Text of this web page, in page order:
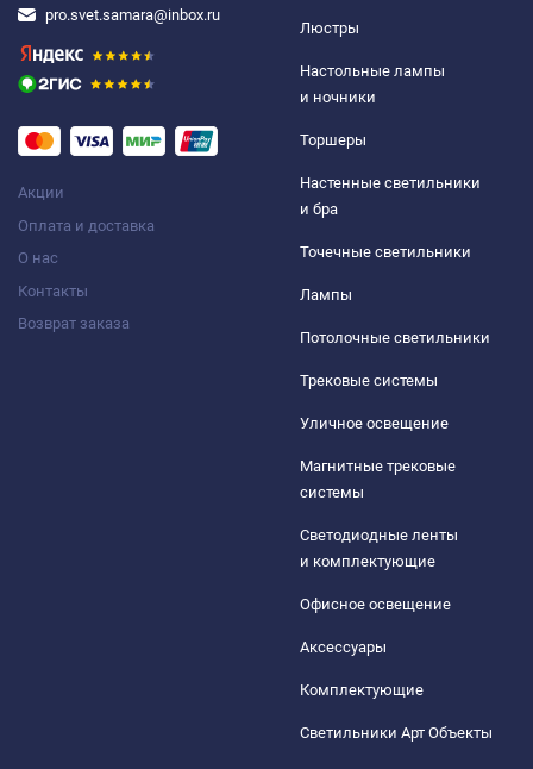
pro.svet.samara@inbox.ru
Акции
Оплата и доставка
О нас
Контакты
Возврат заказа
Люстры
Настольные лампы
и ночники
Торшеры
Настенные светильники
и бра
Точечные светильники
Лампы
Потолочные светильники
Трековые системы
Уличное освещение
Магнитные трековые
системы
Светодиодные ленты
и комплектующие
Офисное освещение
Аксессуары
Комплектующие
Светильники Арт Объекты